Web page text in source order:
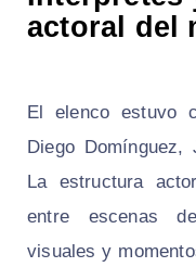
actoral del
El elenco estuvo
Diego
La estructura
entre escenas
visuales y